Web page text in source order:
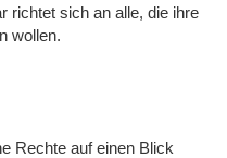
richtet sich an alle, die ihre
wollen.
Rechte auf einen Blick